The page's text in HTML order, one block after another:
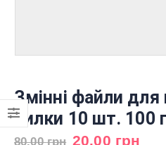
Змінні файли
пилки 10 шт. 100
80.00грн 20.00 грн